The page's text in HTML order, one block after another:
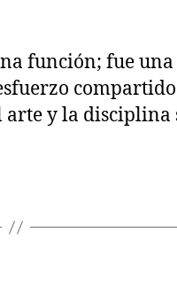
función; fue una
arte y la disciplina